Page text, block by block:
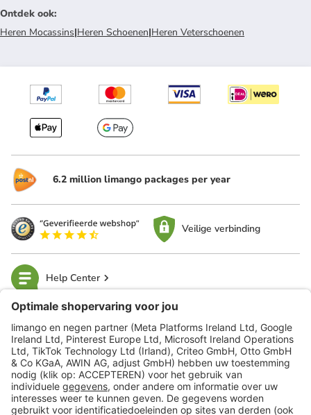
Ontdek ook:
Heren Mocassins|Heren Schoenen|Heren Veterschoenen
6.2 million limango packages per year
Veilige verbinding
Help Center
limango
Veilig winkelen
Klantenservice